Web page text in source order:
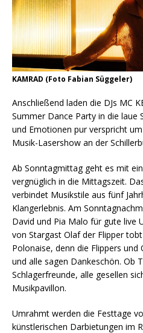
KAMRAD (Foto Fabian Süggeler)
Anschließend laden die DJs MC
Summer Dance Party in die laue
und Emotionen pur verspricht
Musik-Lasershow an der
Ab Sonntagmittag geht es mit
vergnüglich in die Mittagszeit.
verbindet Musikstile aus fünf
Klangerlebnis. Am
David und Pia Malo für gute live
von Stargast Olaf der Flipper
Polonaise, denn die Flippers
und alle sagen Dankeschön. Ob
Schlagerfreunde, alle gesellen
Musikpavillon.
Umrahmt werden die Festtage
künstlerischen Darbietungen im